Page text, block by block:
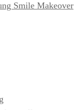
Smile Makeover